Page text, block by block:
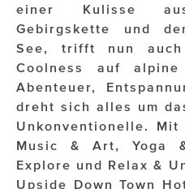
JUWELIER WAGNER
Magenta Telekom
NEVER AGE NUTRITION
Nina Kraft – Kraft Media
NORMAL
einer Kulisse aus
Gebirgskette und
See, trifft nun auch
Coolness auf
Abenteuer,
dreht sich alles um
Unkonventionelle.
Music & Art, Yoga
Explore und Relax &
Upside Down Town